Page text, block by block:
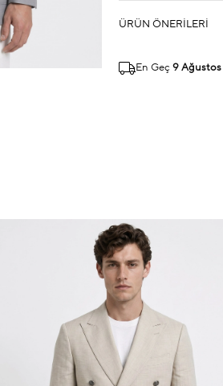
ÜRÜN ÖNERILERI
En Geç9 Ağustos